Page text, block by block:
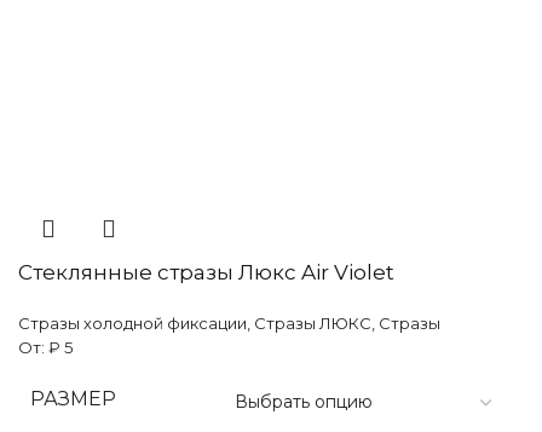
Стеклянные стразы Люкс Air Violet
Стразы холодной фиксации Стразы ЛЮКС Стразы
От: ₽ 5
РАЗМЕР